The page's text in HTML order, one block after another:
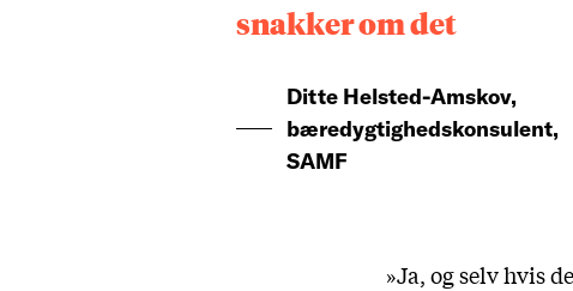
snakker om det
Ditte Helsted-Amskov,
bæredygtighedskonsulent,
SAMF
»Ja, og selv hvis